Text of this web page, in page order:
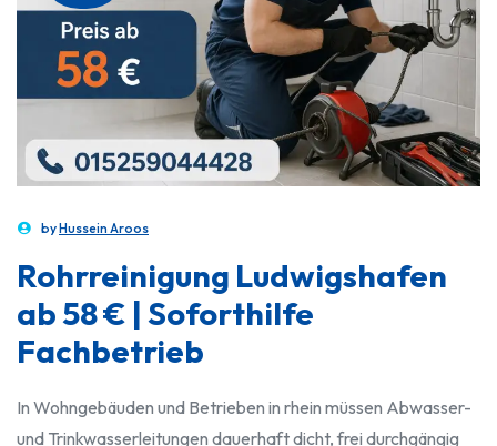
byHussein Aroos
Rohrreinigung Ludwigshafen
ab 58 € | Soforthilfe
Fachbetrieb
In Wohngebäuden und Betrieben in rhein müssen Abwasser-
und Trinkwasserleitungen dauerhaft dicht, frei durchgängig